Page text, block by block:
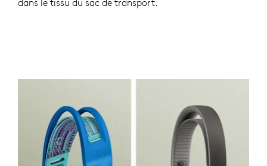
dans le tissu du sac de transport.